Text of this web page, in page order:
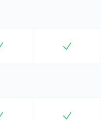
Included Included
Included Included